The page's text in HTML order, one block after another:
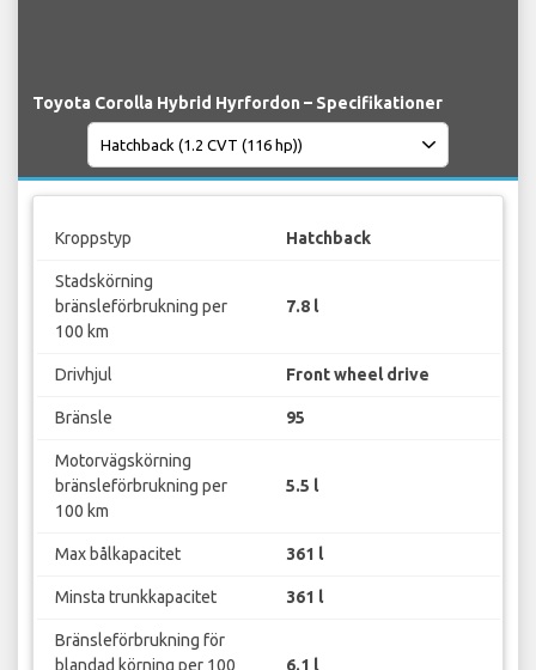
Toyota Corolla Hybrid Hyrfordon – Specifikationer
Kroppstyp Hatchback
Stadskörning
bränsleförbrukning per
100 km
7.8 l
Drivhjul Front wheel drive
Bränsle 95
Motorvägskörning
bränsleförbrukning per
100 km
5.5 l
Max bålkapacitet 361 l
Minsta trunkkapacitet 361 l
Bränsleförbrukning för
blandad körning per 100
6.1 l